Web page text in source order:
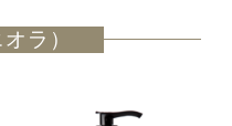
ラ）